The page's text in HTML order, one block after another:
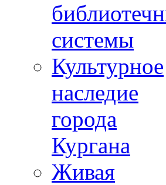
системы
Культурное
наследие
города
Кургана
Живая